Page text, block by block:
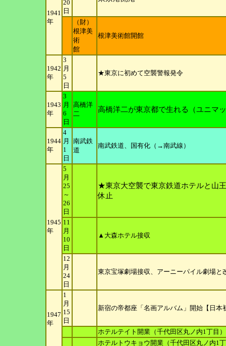
1941
年
20
日
（財）
根津美
術
館
根津美術館開館
1942
年
3
月
5
日
★東京に初めて空襲警報発令
1943
年
3
月
6
日
高橋洋
二
高橋洋二が東京都で生れる（ユニマ
1944
年
4
月
1
日
南武鉄
道
南武鉄道、国有化（→南武線）
1945
年
5
月
25
～
26
日
★東京大空襲で東京鉄道ホテルと山
休止
11
月
10
日
▲大森ホテル接収
12
月
24
日
東京宝塚劇場接収、アーニーパイル劇場と
1947
年
1
月
15
日
新宿の帝都座「名画アルバム」開始【日本
ホテルテイト開業（千代田区丸ノ内1丁目）
ホテルトウキョウ開業（千代田区丸ノ内1